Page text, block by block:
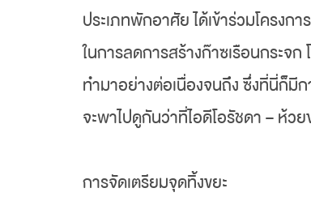
ประเภทพักอาศัย ได้เข้าร่วมโครงการ
ในการลดการสร้างก๊าซเรือนกระจ
ทำมาอย่างต่อเนื่องจนถึง ซึ่งที่นี่ก็มี
จะพาไปดูกันว่าที่ไอดีโอรัชดา – ห้วย
การจัดเตรียมจุดทิ้งขยะ